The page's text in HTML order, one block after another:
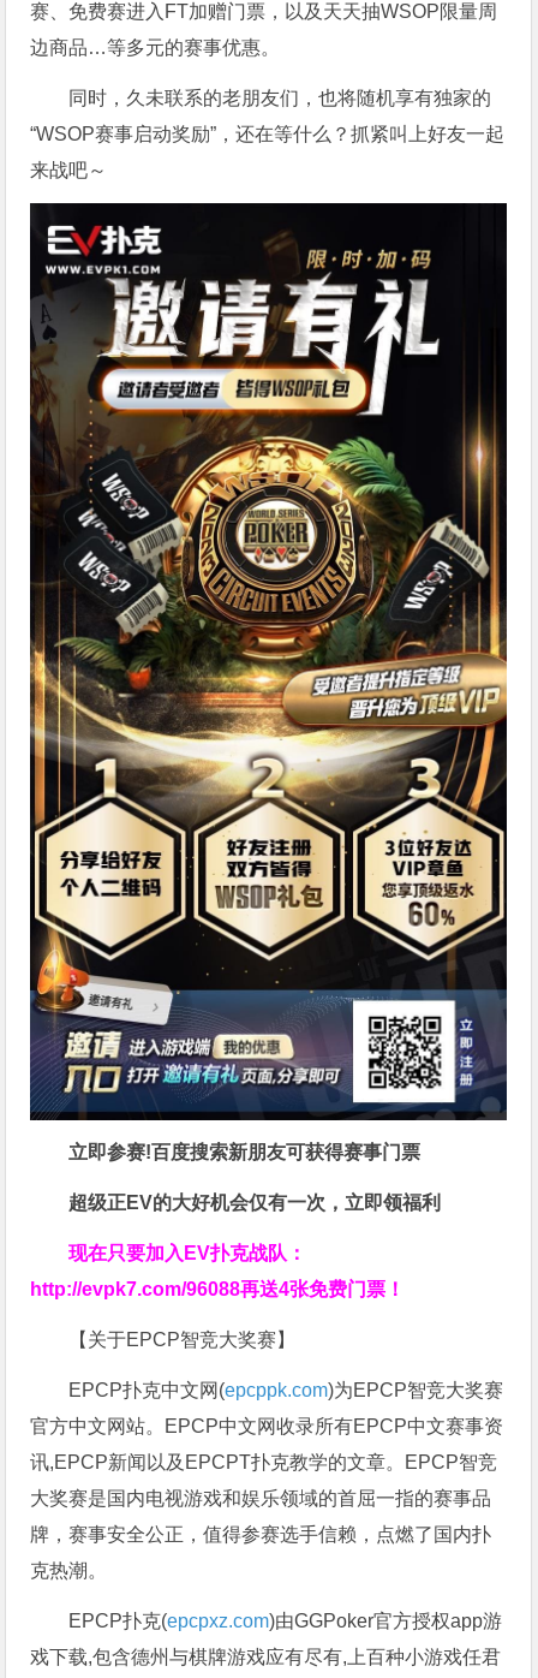
赛、免费赛进入FT加赠门票，以及天天抽WSOP限量周
边商品…等多元的赛事优惠。
同时，久未联系的老朋友们，也将随机享有独家的
“WSOP赛事启动奖励”，还在等什么？抓紧叫上好友一起
来战吧～
立即参赛!百度搜索新朋友可获得赛事门票
超级正EV的大好机会仅有一次，立即领福利
现在只要加入EV扑克战队：
http://evpk7.com/96088再送4张免费门票！
【关于EPCP智竞大奖赛】
EPCP扑克中文网(epcppk.com)为EPCP智竞大奖赛
官方中文网站。EPCP中文网收录所有EPCP中文赛事资
讯,EPCP新闻以及EPCPT扑克教学的文章。EPCP智竞
大奖赛是国内电视游戏和娱乐领域的首屈一指的赛事品
牌，赛事安全公正，值得参赛选手信赖，点燃了国内扑
克热潮。
EPCP扑克(epcpxz.com)由GGPoker官方授权app游
戏下载,包含德州与棋牌游戏应有尽有,上百种小游戏任君